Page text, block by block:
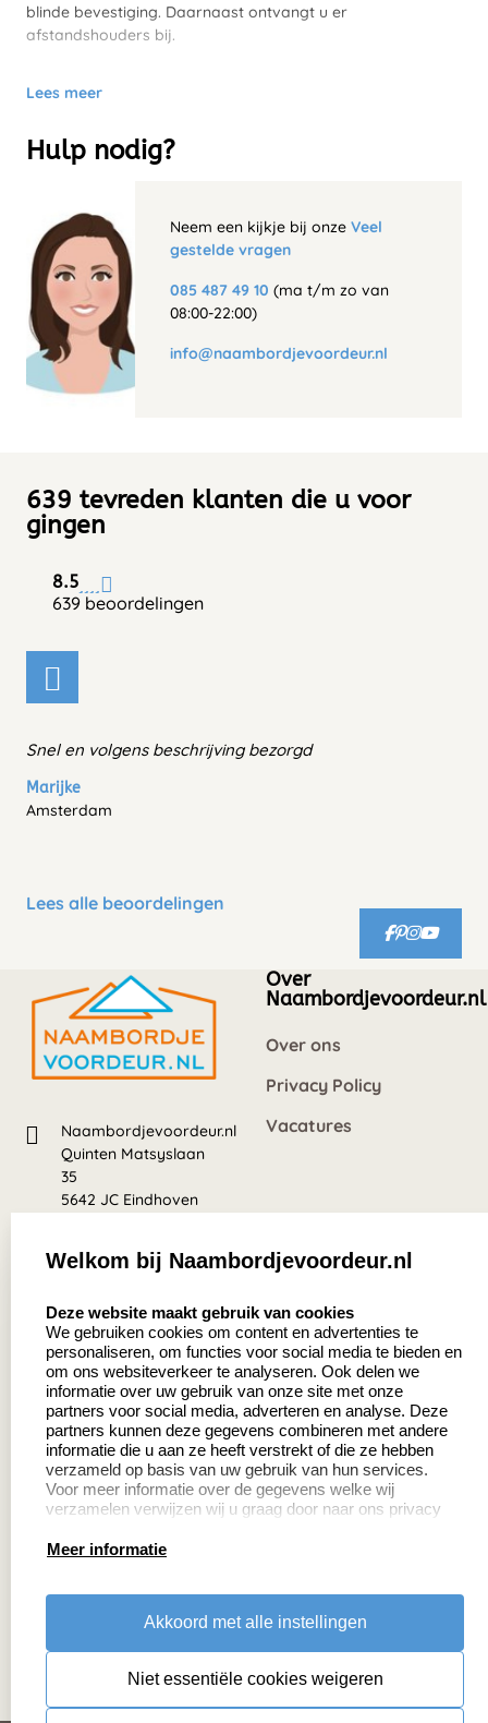
blinde bevestiging. Daarnaast ontvangt u er
afstandshouders bij.
Lees meer
Hulp nodig?
Neem een kijkje bij onze Veel
gestelde vragen
085 487 49 10 (ma t/m zo van
08:00-22:00)
info@naambordjevoordeur.nl
639 tevreden klanten die u voor
gingen
8.5
639 beoordelingen
Snel en volgens beschrijving bezorgd
Marijke
Amsterdam
Lees alle beoordelingen
Naambordjevoordeur.nl
Quinten Matsyslaan
35
5642 JC Eindhoven
639 beoordelingen
Over
Naambordjevoordeur.nl
Over ons
Privacy Policy
Vacatures
Zakelijk:
Aanvraag op maat
Cadeaubonnen
Klantenservice:
Contact
Veelgestelde vragen
Retourneren
handleidingen
Welkom bij Naambordjevoordeur.nl
Deze website maakt gebruik van cookies
We gebruiken cookies om content en advertenties te
personaliseren, om functies voor social media te bieden en
om ons websiteverkeer te analyseren. Ook delen we
informatie over uw gebruik van onze site met onze
partners voor social media, adverteren en analyse. Deze
partners kunnen deze gegevens combineren met andere
informatie die u aan ze heeft verstrekt of die ze hebben
verzameld op basis van uw gebruik van hun services.
Voor meer informatie over de gegevens welke wij
verzamelen verwijzen wij u graag door naar ons privacy
Meer informatie
Akkoord met alle instellingen
Niet essentiële cookies weigeren